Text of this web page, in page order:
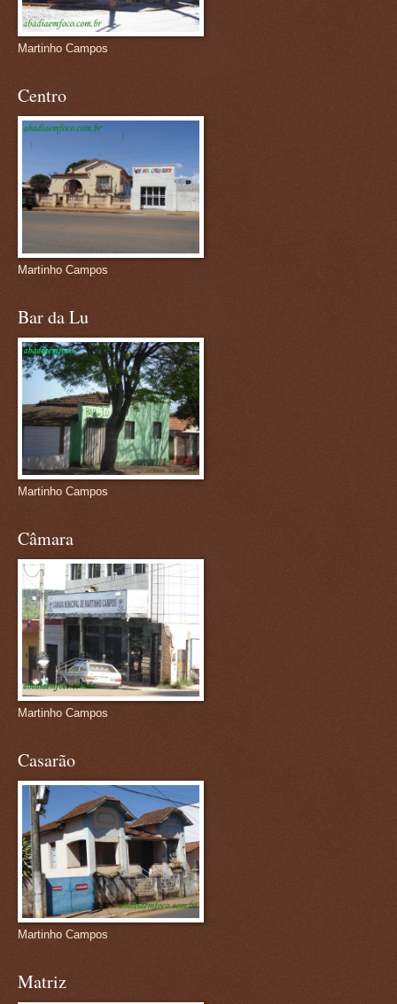
Martinho Campos
Centro
Martinho Campos
Bar da Lu
Martinho Campos
Câmara
Martinho Campos
Casarão
Martinho Campos
Matriz